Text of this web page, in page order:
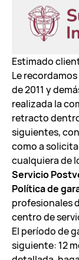
Estimado
Le
de 2011 y
realizada la
retracto
siguientes,
como a
cualquiera de
Servicio
Política de
profesionales
centro de
El período de
siguiente: 12